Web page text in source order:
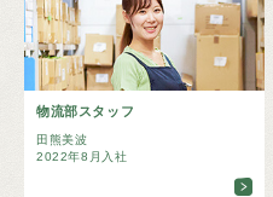
物流部スタッフ
田熊美波
2022年8月入社